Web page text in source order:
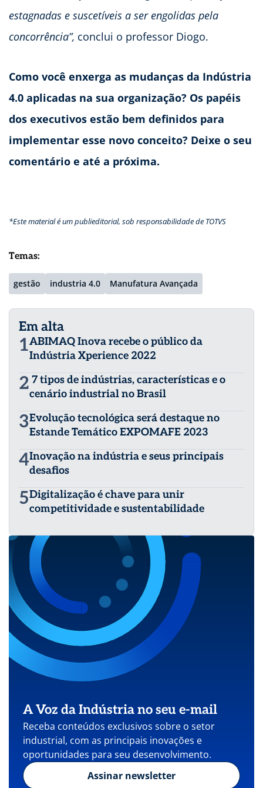
estagnadas e suscetíveis a ser engolidas pela
concorrência”, conclui o professor Diogo.
Como você enxerga as mudanças da Indústria
4.0 aplicadas na sua organização? Os papéis
dos executivos estão bem definidos para
implementar esse novo conceito? Deixe o seu
comentário e até a próxima.
*Este material é um publieditorial, sob responsabilidade de TOTVS
Temas:
gestão industria 4.0 Manufatura Avançada
Em alta
1ABIMAQ Inova recebe o público da
Indústria Xperience 2022
2 7 tipos de indústrias, características e o
cenário industrial no Brasil
3Evolução tecnológica será destaque no
Estande Temático EXPOMAFE 2023
4Inovação na indústria e seus principais
desafios
5Digitalização é chave para unir
competitividade e sustentabilidade
A Voz da Indústria no seu e-mail
Receba conteúdos exclusivos sobre o setor
industrial, com as principais inovações e
oportunidades para seu desenvolvimento.
Assinar newsletter